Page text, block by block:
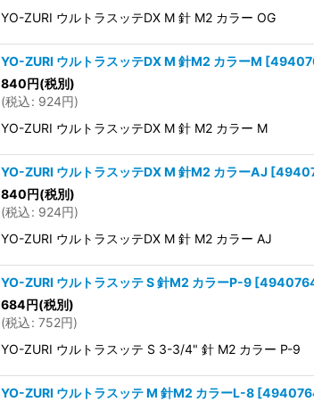
YO-ZURI ウルトラスッテDX M 針 M2 カラー OG
YO-ZURI ウルトラスッテDX M 針M2 カラーM [
840円(税別)
(税込: 924円)
YO-ZURI ウルトラスッテDX M 針 M2 カラー M
YO-ZURI ウルトラスッテDX M 針M2 カラーAJ [
840円(税別)
(税込: 924円)
YO-ZURI ウルトラスッテDX M 針 M2 カラー AJ
YO-ZURI ウルトラスッテ S 針M2 カラーP-9 [
684円(税別)
(税込: 752円)
YO-ZURI ウルトラスッテ S 3-3/4" 針 M2 カラー P-9
YO-ZURI ウルトラスッテ M 針M2 カラーL-8 [